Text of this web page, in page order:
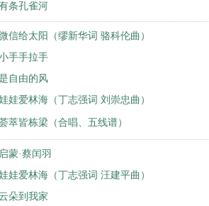
条孔雀河
信给太阳（缪新华词 骆科伦曲）
手手拉手
自由的风
娃爱林海（丁志强词 刘崇忠曲）
萃皆栋梁（合唱、五线谱）
蒙·蔡闰羽
娃爱林海（丁志强词 汪建平曲）
朵到我家